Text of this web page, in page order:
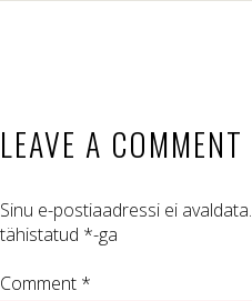
LEAVE A COMMENT
Sinu e-postiaadressi ei avaldata.
tähistatud *-ga
Comment *